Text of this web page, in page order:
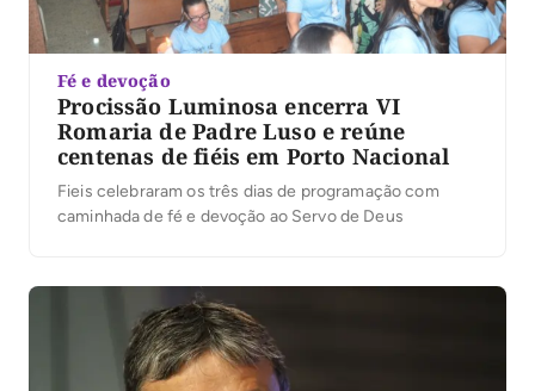
Fé e devoção
Procissão Luminosa encerra VI
Romaria de Padre Luso e reúne
centenas de fiéis em Porto Nacional
Fieis celebraram os três dias de programação com
caminhada de fé e devoção ao Servo de Deus